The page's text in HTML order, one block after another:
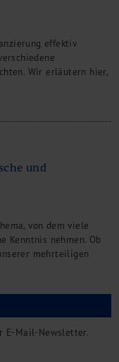
effektiv
Wir erläutern hier,
und
von dem viele
Kenntnis nehmen. Ob
mehrteiligen
E-Mail-Newsletter.